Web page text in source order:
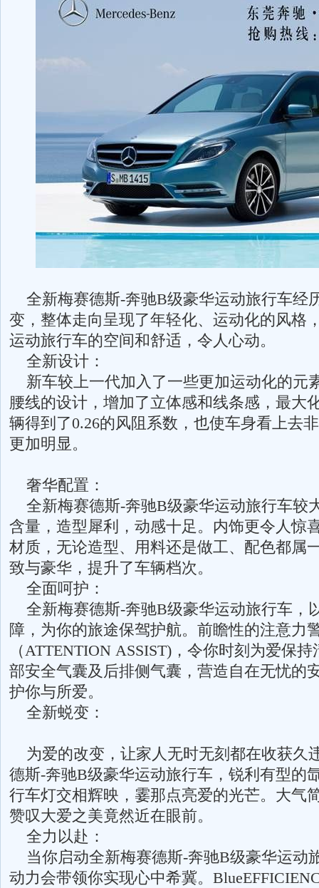
全新梅赛德斯-奔驰B级豪华运动旅行车经
变，整体走向呈现了年轻化、运动化的风格
运动旅行车的空间和舒适，令人心动。
全新设计：
新车较上一代加入了一些更加运动化的元
腰线的设计，增加了立体感和线条感，最大
辆得到了0.26的风阻系数，也使车身看上去
更加明显。
奢华配置：
全新梅赛德斯-奔驰B级豪华运动旅行车较
含量，造型犀利，动感十足。内饰更令人惊
材质，无论造型、用料还是做工、配色都属
致与豪华，提升了车辆档次。
全面呵护：
全新梅赛德斯-奔驰B级豪华运动旅行车，
障，为你的旅途保驾护航。前瞻性的注意力
（ATTENTION ASSIST)，令你时刻为爱保
部安全气囊及后排侧气囊，营造自在无忧的
护你与所爱。
全新蜕变：
为爱的改变，让家人无时无刻都在收获久
德斯-奔驰B级豪华运动旅行车，锐利有型的
行车灯交相辉映，霎那点亮爱的光芒。大气
赞叹大爱之美竟然近在眼前。
全力以赴：
当你启动全新梅赛德斯-奔驰B级豪华运动
动力会带领你实现心中希冀。